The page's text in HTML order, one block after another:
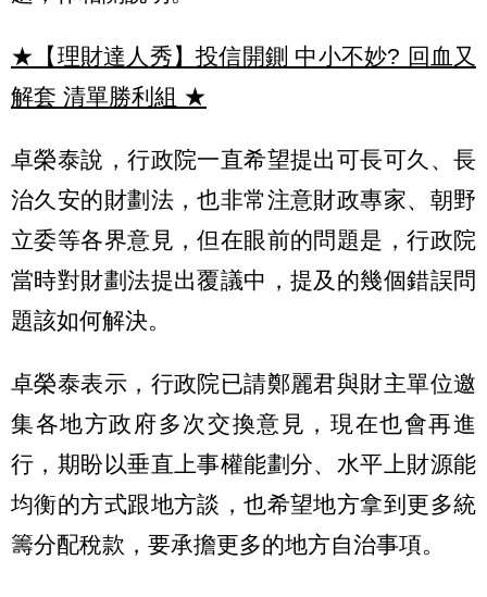
★【理財達人秀】投信開鍘 中小不妙? 回血又
解套 清單勝利組 ★
卓榮泰說，行政院一直希望提出可長可久、長
治久安的財劃法，也非常注意財政專家、朝野
立委等各界意見，但在眼前的問題是，行政院
當時對財劃法提出覆議中，提及的幾個錯誤問
題該如何解決。
卓榮泰表示，行政院已請鄭麗君與財主單位邀
集各地方政府多次交換意見，現在也會再進
行，期盼以垂直上事權能劃分、水平上財源能
均衡的方式跟地方談，也希望地方拿到更多統
籌分配稅款，要承擔更多的地方自治事項。